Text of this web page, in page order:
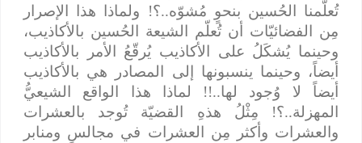
تُعلّمنا الحُسين بنحوٍ مُشوّه..؟! ولماذا هذا الإصرار
مِن الفضائيّات أن تُعلّم الشيعة الحُسين بالأكاذيب،
وحينما يُشكَلُ على الأكاذيب يُرقّعُ الأمر بالأكاذيب
أيضاً، وحينما ينسبونها إلى المصادر هي بالأكاذيب
أيضاً لا وُجود لها..!! لماذا هذا الواقع الشيعيُّ
المهزلة..؟! مِثْلُ هذهِ القضيّة تُوجد بالعشرات
والعشرات وأكثر مِن العشرات في مجالسِ ومنابر